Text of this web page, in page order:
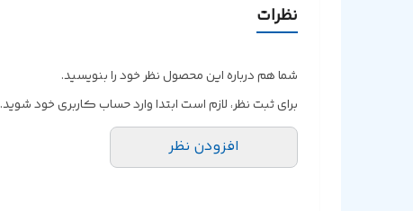
نظرات
شما هم درباره این محصول نظر خود را بنویسید.
برای ثبت نظر، لازم است ابتدا وارد حساب کاربری خود شوید.
افزودن نظر